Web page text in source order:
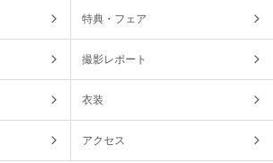
特典・フェア
撮影レポート
衣装
アクセス